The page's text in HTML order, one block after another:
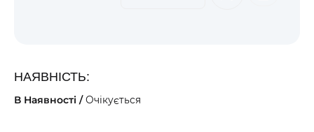
НАЯВНІСТЬ:
В Наявності /Очікується